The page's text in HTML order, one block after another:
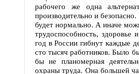
рабочего же одна
производительно и безопасно.
будет нормально. А иначе
трудоспособность, здоровье
год в России гибнут каждые
сто тысяч работников. Было
бы не планомерная
охраны труда. Она большей